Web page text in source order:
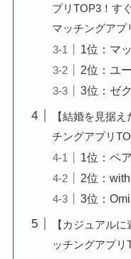
プリTOP3！す
マッチングアプ
1位：マ
2位：ユ
3位：ゼ
【結婚を見据
チングアプリ
1位：ペ
2位：with
3位：
【カジュアル
ッチングアプリ